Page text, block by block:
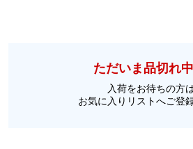
ただいま品切れ
入荷をお待ちの方は
お気に入りリストへご登